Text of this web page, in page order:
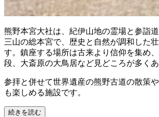
熊野本宮大社は、紀伊山地の霊場と参詣
三山の総本宮で、歴史と自然が調和した
す。鎮座する場所は古来より信仰を集め
段、大斎原の大鳥居など見どころが多くあ
参拝と併せて世界遺産の熊野古道の散策
も楽しめる施設です。
続きを読む